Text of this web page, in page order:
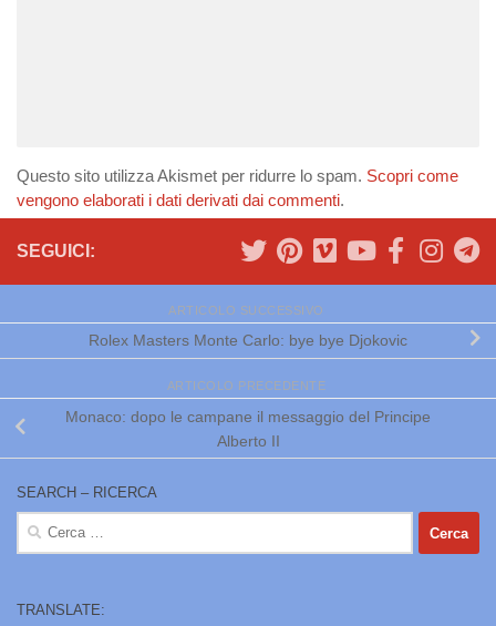
Questo sito utilizza Akismet per ridurre lo spam. Scopri come
vengono elaborati i dati derivati dai commenti.
SEGUICI:
ARTICOLO SUCCESSIVO
Rolex Masters Monte Carlo: bye bye Djokovic
ARTICOLO PRECEDENTE
Monaco: dopo le campane il messaggio del Principe
Alberto II
SEARCH – RICERCA
Ricerca
per:
TRANSLATE: